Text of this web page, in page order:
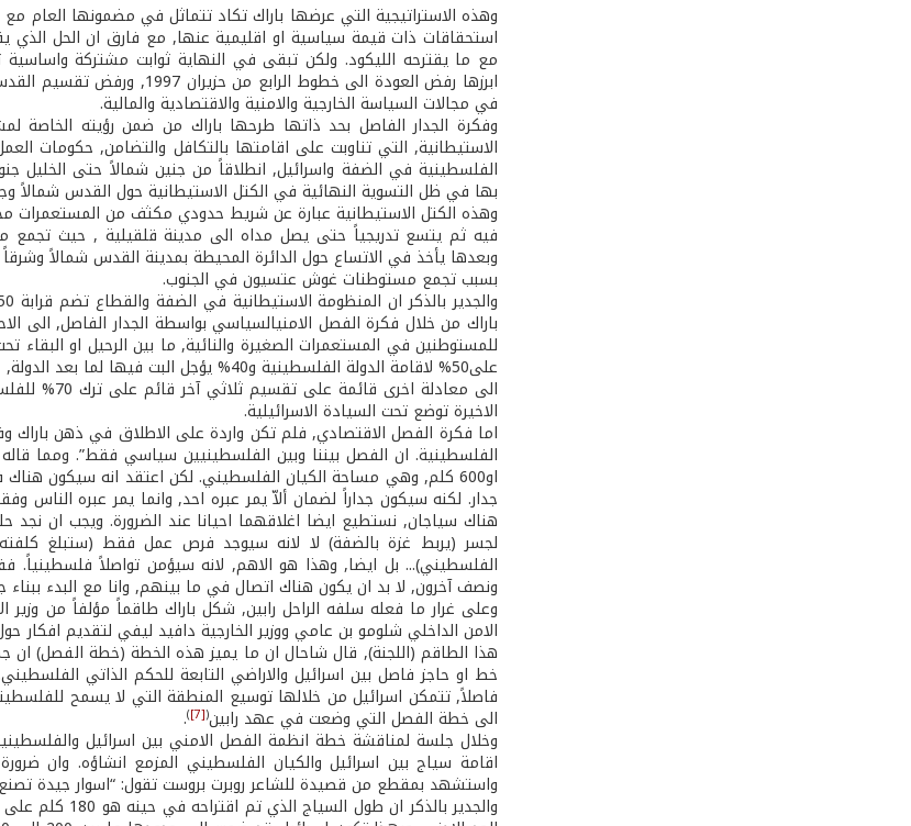
وهذه الاستراتيجية التي عرضها باراك تكاد تتماثل في مضمونها العام
استحقاقات ذات قيمة سياسية او اقليمية عنها, مع فارق ان الحل الذي
مع ما يقترحه الليكود. ولكن تبقى في النهاية ثوابت مشتركة
ابرزها رفض العودة الى خطوط
في مجالات السياسة الخارجية والامنية والاقتصادية والمالية.
وفكرة الجدار الفاصل بحد ذاتها طرحها باراك من ضمن رؤيته
الاستيطانية, التي تناوبت على اقامتها بالتكافل والتضامن, حكومات
بها في ظل التسوية النهائية في الكتل الاستيطانية حول القدس شمالاً
وهذه الكتل الاستيطانية عبارة عن شريط حدودي مكثف من المستعمرات
فيه ثم يتسع تدريجياً حتى يصل مداه الى مدينة قلقيلية , حيث تجمع
وبعدها يأخذ في الاتساع حول الدائرة المحيطة بمدينة القدس شمالاً
بسبب تجمع مستوطنات غوش عتسيون في الجنوب.
باراك من خلال فكرة الفصل الامني­السياسي بواسطة الجدار الفاصل, الى
للمستوطنين في المستعمرات الصغيرة والنائية, ما بين الرحيل او البقاء
الاخيرة توضع تحت السيادة الاسرائيلية.
او600 كلم, وهي مساحة الكيان الفلسطيني. لكن اعتقد انه سيكون
جدار. لكنه سيكون جداراً لضمان ألاّ يمر عبره احد, وانما يمر عبره
هناك سياجان, نستطيع ايضا اغلاقهما احيانا عند الضرورة. ويجب ان نجد
ونصف آخرون, لا بد ان يكون هناك اتصال في ما بينهم, وانا مع البدء ببناء
وعلى غرار ما فعله سلفه الراحل رابين, شكل باراك طاقماً مؤلفاً من
الامن الداخلي شلومو بن عامي ووزير الخارجية دافيد ليفي لتقديم
هذا الطاقم (اللجنة), قال شاحال ان ما يميز هذه الخطة (خطة الفصل)
خط او حاجز فاصل بين اسرائيل والاراضي التابعة للحكم الذاتي
فاصلاً, تتمكن اسرائيل من خلالها توسيع المنطقة التي لا يسمح
الى خطة الفصل التي وضعت في عهد رابين(
[7]
)
.
اقامة سياج بين اسرائيل والكيان الفلسطيني المزمع انشاؤه. وان
واستشهد بمقطع من قصيدة للشاعر روبرت بروست تقول: “اسوار جيدة تصنع
والجدير